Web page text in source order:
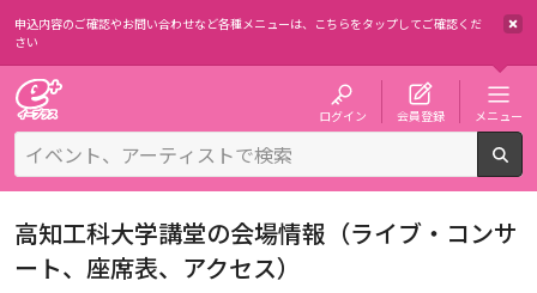
申込内容のご確認やお問い合わせなど各種メニューは、 こちらをタップしてご確認くだ
さい
ログイン 会員登録 メニュー
高知工科大学講堂の会場情報（ライブ・コンサ
ート、座席表、アクセス）